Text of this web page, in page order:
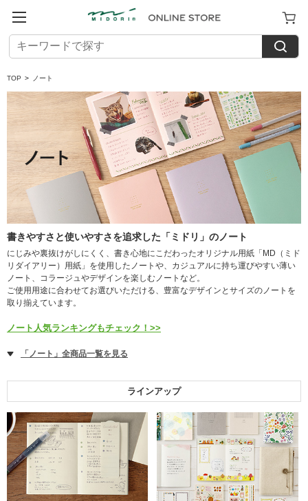
TOP > ノート
書きやすさと使いやすさを追求した「ミドリ」のノート
にじみや裏抜けがしにくく、書き心地にこだわったオリジナル用紙「MD（ミド
リダイアリー）用紙」を使用したノートや、カジュアルに持ち運びやすい薄い
ノート、コラージュやデザインを楽しむノートなど。
ご使用用途に合わせてお選びいただける、豊富なデザインとサイズのノートを
取り揃えています。
ノート人気ランキングもチェック！>>
「ノート」全商品一覧を見る
ラインアップ